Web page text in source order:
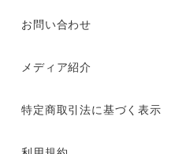
お問い合わせ
メディア紹介
特定商取引法に基づく表示